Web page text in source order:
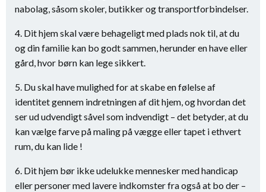
nabolag, såsom skoler, butikker og transportforbindelser.
4. Dit hjem skal være behageligt med plads nok til, at du
og din familie kan bo godt sammen, herunder en have eller
gård, hvor børn kan lege sikkert.
5. Du skal have mulighed for at skabe en følelse af
identitet gennem indretningen af dit hjem, og hvordan det
ser ud udvendigt såvel som indvendigt – det betyder, at du
kan vælge farve på maling på vægge eller tapet i ethvert
rum, du kan lide !
6. Dit hjem bør ikke udelukke mennesker med handicap
eller personer med lavere indkomster fra også at bo der –